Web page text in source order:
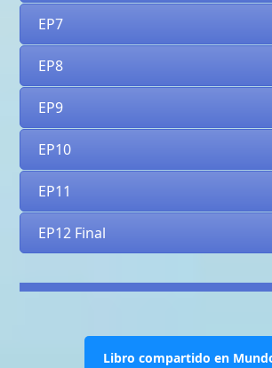
EP7
EP8
EP9
EP10
EP11
EP12 Final
Libro compartido en